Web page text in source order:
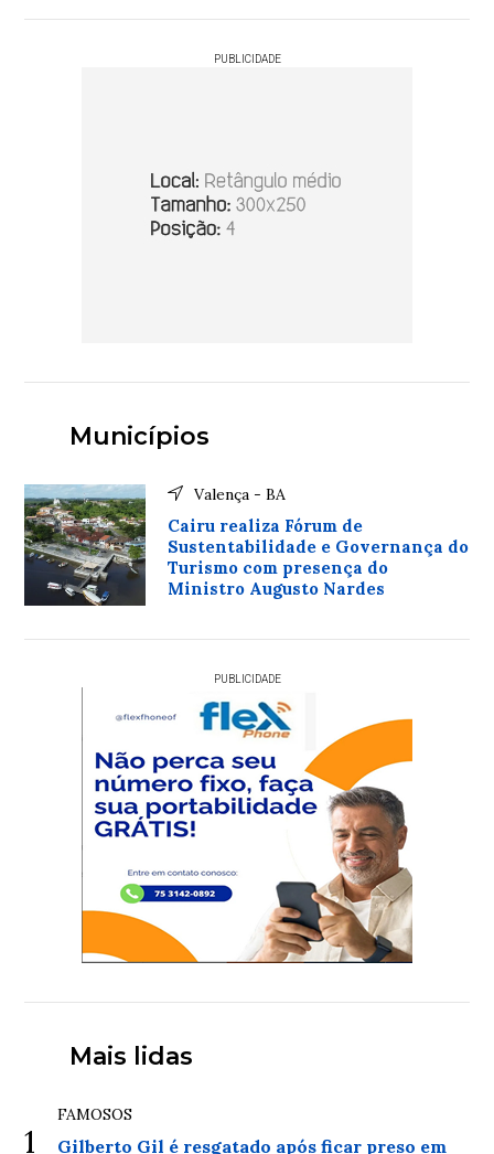
PUBLICIDADE
Municípios
Valença - BA
Cairu realiza Fórum de
Sustentabilidade e Governança do
Turismo com presença do
Ministro Augusto Nardes
PUBLICIDADE
Mais lidas
1
FAMOSOS
Gilberto Gil é resgatado após ficar preso em